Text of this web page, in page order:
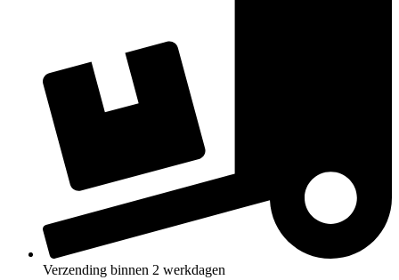
Verzending binnen 2 werkdagen